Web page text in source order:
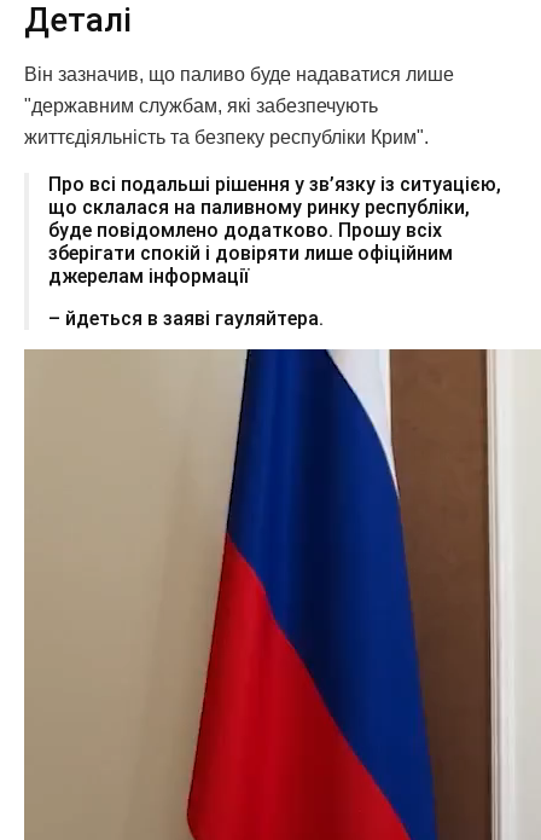
Деталі
Він зазначив, що паливо буде надаватися лише
"державним службам, які забезпечують
життєдіяльність та безпеку республіки Крим".
Про всі подальші рішення у зв’язку із ситуацією,
що склалася на паливному ринку республіки,
буде повідомлено додатково. Прошу всіх
зберігати спокій і довіряти лише офіційним
джерелам інформації
– йдеться в заяві гауляйтера.